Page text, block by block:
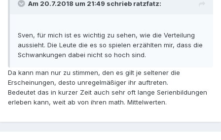
Am 20.7.2018 um 21:49 schrieb ratzfatz:
Sven, für mich ist es wichtig zu sehen, wie die Verteilung
aussieht. Die Leute die es so spielen erzählten mir, dass die
Schwankungen dabei nicht so hoch sind.
Da kann man nur zu stimmen, den es gilt je seltener die
Erscheinungen, desto unregelmäßiger ihr auftreten.
Bedeutet das in kurzer Zeit auch sehr oft lange Serienbildungen
erleben kann, weit ab von ihren math. Mittelwerten.